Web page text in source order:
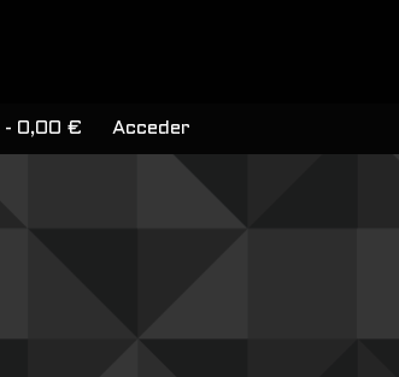
0,00 € Acceder